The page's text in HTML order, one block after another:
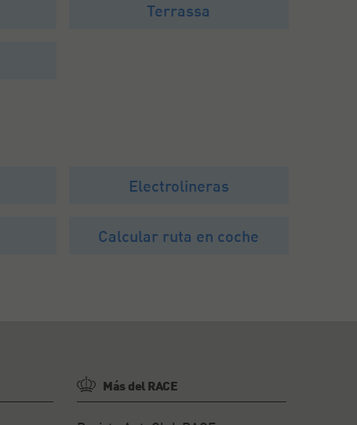
Terrassa
Electrolineras
Calcular ruta en coche
Más del RACE